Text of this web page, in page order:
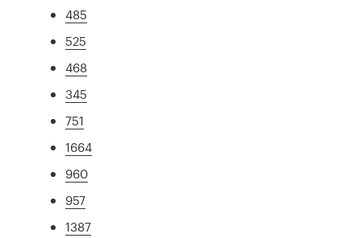
485
525
468
345
751
1664
960
957
1387